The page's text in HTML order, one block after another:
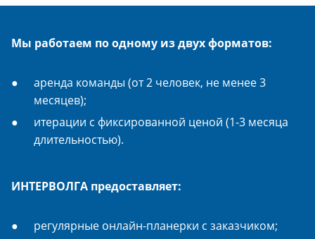
Мы работаем по одному из двух форматов:
аренда команды (от 2 человек, не менее 3
месяцев);
итерации с фиксированной ценой (1-3 месяца
длительностью).
ИНТЕРВОЛГА предоставляет:
регулярные онлайн-планерки с заказчиком;